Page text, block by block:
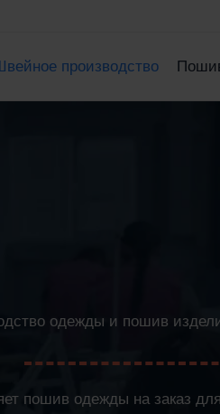
производство
одежды и пошив
пошив одежды на заказ